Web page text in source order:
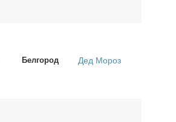
Белгород Дед Мороз